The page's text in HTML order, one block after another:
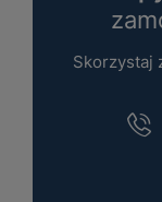
Skorzystaj